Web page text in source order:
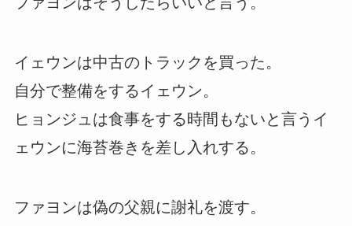
イェウンは中古のトラックを買った。
自分で整備をするイェウン。
ヒョンジュは食事をする時間もないと言うイ
ェウンに海苔巻きを差し入れする。
ファヨンは偽の父親に謝礼を渡す。